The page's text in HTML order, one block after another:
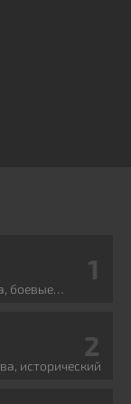
боевые
исторический